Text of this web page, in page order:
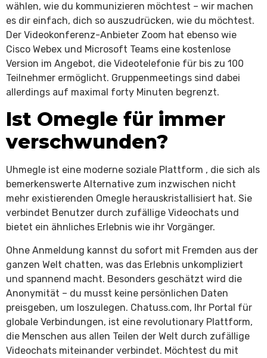
wählen, wie du kommunizieren möchtest – wir machen
es dir einfach, dich so auszudrücken, wie du möchtest.
Der Videokonferenz-Anbieter Zoom hat ebenso wie
Cisco Webex und Microsoft Teams eine kostenlose
Version im Angebot, die Videotelefonie für bis zu 100
Teilnehmer ermöglicht. Gruppenmeetings sind dabei
allerdings auf maximal forty Minuten begrenzt.
Ist Omegle für immer
verschwunden?
Uhmegle ist eine moderne soziale Plattform , die sich als
bemerkenswerte Alternative zum inzwischen nicht
mehr existierenden Omegle herauskristallisiert hat. Sie
verbindet Benutzer durch zufällige Videochats und
bietet ein ähnliches Erlebnis wie ihr Vorgänger.
Ohne Anmeldung kannst du sofort mit Fremden aus der
ganzen Welt chatten, was das Erlebnis unkompliziert
und spannend macht. Besonders geschätzt wird die
Anonymität – du musst keine persönlichen Daten
preisgeben, um loszulegen. Chatuss.com, Ihr Portal für
globale Verbindungen, ist eine revolutionary Plattform,
die Menschen aus allen Teilen der Welt durch zufällige
Videochats miteinander verbindet. Möchtest du mit